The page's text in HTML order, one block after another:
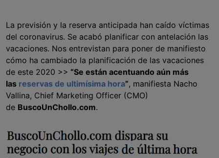
La previsión y la reserva anticipada han caído víctimas
del coronavirus. Se acabó planificar con antelación las
vacaciones. Nos entrevistan para poner de manifiesto
cómo ha cambiado la planificación de las vacaciones
de este 2020 >> “Se están acentuando aún más
las reservas de ultimísima hora”, manifiesta Nacho
Vallina, Chief Marketing Officer (CMO)
de BuscoUnChollo.com.